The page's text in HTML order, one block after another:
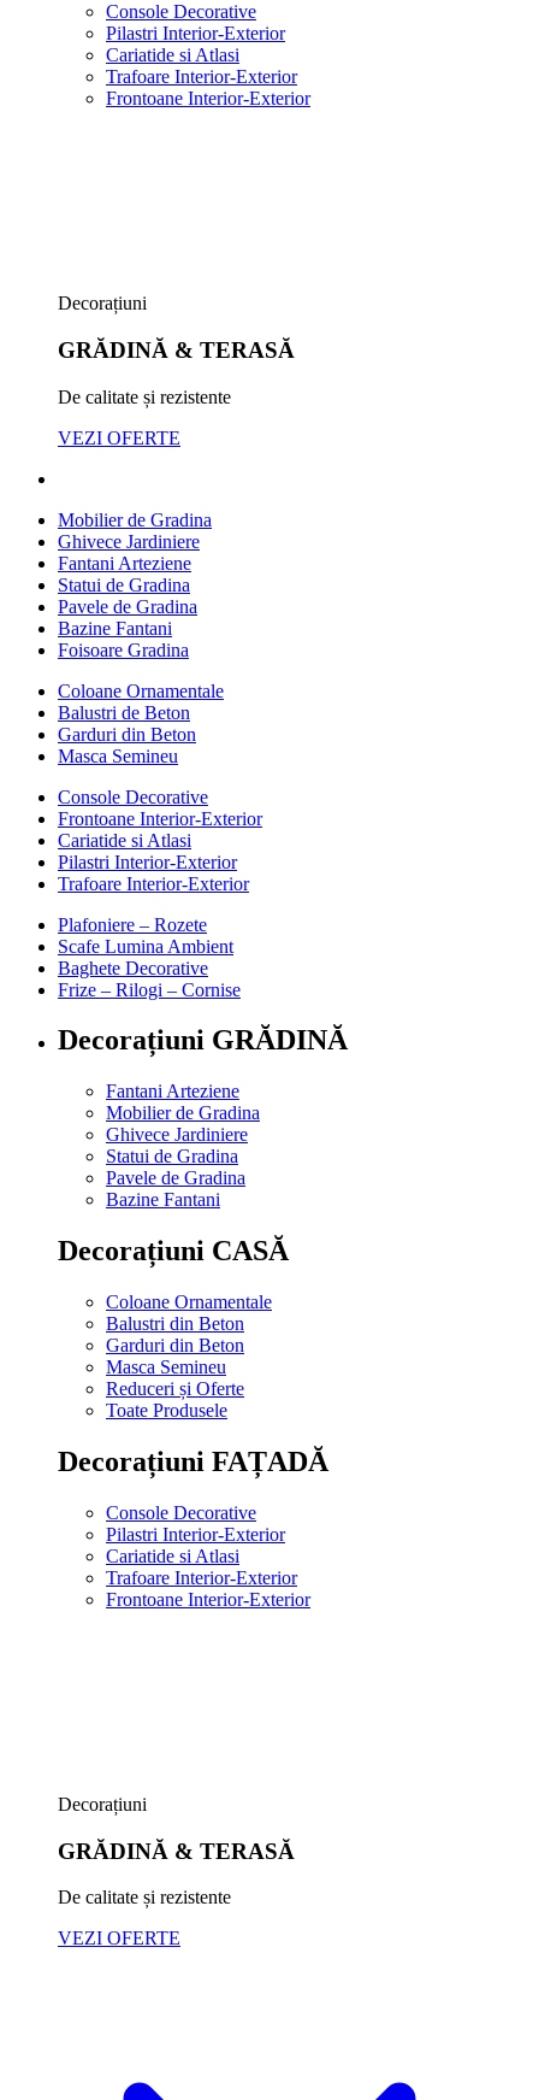
Console Decorative
Pilastri Interior-Exterior
Cariatide si Atlasi
Trafoare Interior-Exterior
Frontoane Interior-Exterior
Decorațiuni
GRĂDINĂ & TERASĂ
De calitate și rezistente
VEZI OFERTE
Mobilier de Gradina
Ghivece Jardiniere
Fantani Arteziene
Statui de Gradina
Pavele de Gradina
Bazine Fantani
Foisoare Gradina
Coloane Ornamentale
Balustri de Beton
Garduri din Beton
Masca Semineu
Console Decorative
Frontoane Interior-Exterior
Cariatide si Atlasi
Pilastri Interior-Exterior
Trafoare Interior-Exterior
Plafoniere – Rozete
Scafe Lumina Ambient
Baghete Decorative
Frize – Rilogi – Cornise
Decorațiuni GRĂDINĂ
Fantani Arteziene
Mobilier de Gradina
Ghivece Jardiniere
Statui de Gradina
Pavele de Gradina
Bazine Fantani
Decorațiuni CASĂ
Coloane Ornamentale
Balustri din Beton
Garduri din Beton
Masca Semineu
Reduceri și Oferte
Toate Produsele
Decorațiuni FAȚADĂ
Console Decorative
Pilastri Interior-Exterior
Cariatide si Atlasi
Trafoare Interior-Exterior
Frontoane Interior-Exterior
Decorațiuni
GRĂDINĂ & TERASĂ
De calitate și rezistente
VEZI OFERTE